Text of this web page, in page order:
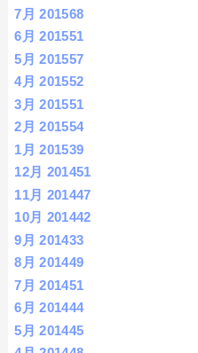
7月 201568
6月 201551
5月 201557
4月 201552
3月 201551
2月 201554
1月 201539
12月 201451
11月 201447
10月 201442
9月 201433
8月 201449
7月 201451
6月 201444
5月 201445